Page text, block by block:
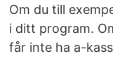
Om du till
i ditt program.
får inte ha a-